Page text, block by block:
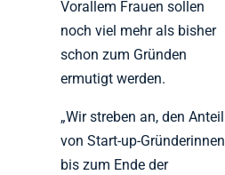
Vorallem Frauen sollen
noch viel mehr als bisher
schon zum Gründen
ermutigt werden.
„Wir streben an, den Anteil
von Start-up-Gründerinnen
bis zum Ende der